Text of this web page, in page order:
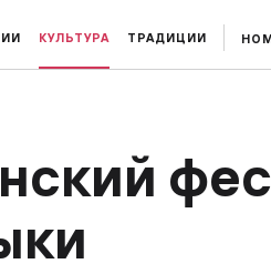
КУЛЬТУРА ТРАДИЦИИ